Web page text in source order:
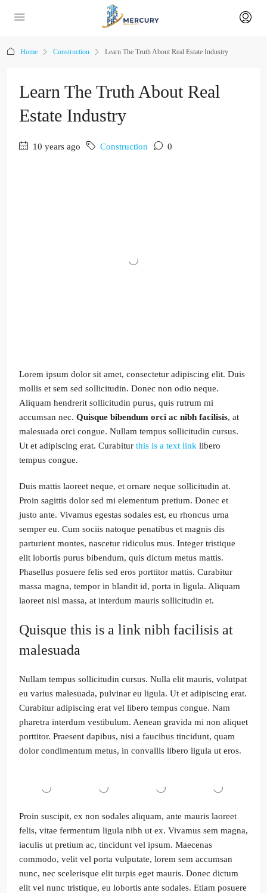
Home Construction Learn The Truth About Real Estate Industry
Learn The Truth About Real
Estate Industry
10 years ago Construction 0
Lorem ipsum dolor sit amet, consectetur adipiscing elit. Duis
mollis et sem sed sollicitudin. Donec non odio neque.
Aliquam hendrerit sollicitudin purus, quis rutrum mi
accumsan nec. Quisque bibendum orci ac nibh facilisis, at
malesuada orci congue. Nullam tempus sollicitudin cursus.
Ut et adipiscing erat. Curabitur this is a text link libero
tempus congue.
Duis mattis laoreet neque, et ornare neque sollicitudin at.
Proin sagittis dolor sed mi elementum pretium. Donec et
justo ante. Vivamus egestas sodales est, eu rhoncus urna
semper eu. Cum sociis natoque penatibus et magnis dis
parturient montes, nascetur ridiculus mus. Integer tristique
elit lobortis purus bibendum, quis dictum metus mattis.
Phasellus posuere felis sed eros porttitor mattis. Curabitur
massa magna, tempor in blandit id, porta in ligula. Aliquam
laoreet nisl massa, at interdum mauris sollicitudin et.
Quisque this is a link nibh facilisis at
malesuada
Nullam tempus sollicitudin cursus. Nulla elit mauris, volutpat
eu varius malesuada, pulvinar eu ligula. Ut et adipiscing erat.
Curabitur adipiscing erat vel libero tempus congue. Nam
pharetra interdum vestibulum. Aenean gravida mi non aliquet
porttitor. Praesent dapibus, nisi a faucibus tincidunt, quam
dolor condimentum metus, in convallis libero ligula ut eros.
Proin suscipit, ex non sodales aliquam, ante mauris laoreet
felis, vitae fermentum ligula nibh ut ex. Vivamus sem magna,
iaculis ut pretium ac, tincidunt vel ipsum. Maecenas
commodo, velit vel porta vulputate, lorem sem accumsan
nunc, nec scelerisque elit turpis eget mauris. Donec dictum
elit vel nunc tristique, eu lobortis ante sodales. Etiam posuere